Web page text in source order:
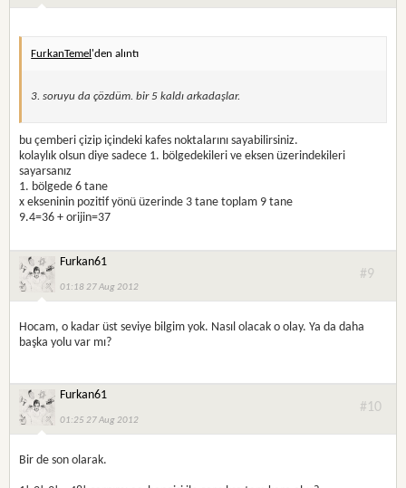
FurkanTemel 'den alıntı
3. soruyu da çözdüm. bir 5 kaldı arkadaşlar.
bu çemberi çizip içindeki kafes noktalarını sayabilirsiniz.
kolaylık olsun diye sadece 1. bölgedekileri ve eksen üzerindekileri
sayarsanız
1. bölgede 6 tane
x ekseninin pozitif yönü üzerinde 3 tane toplam 9 tane
9.4=36 + orijin=37
Furkan61
01:18 27 Aug 2012
#9
Hocam, o kadar üst seviye bilgim yok. Nasıl olacak o olay. Ya da daha
başka yolu var mı?
Furkan61
01:25 27 Aug 2012
#10
Bir de son olarak.